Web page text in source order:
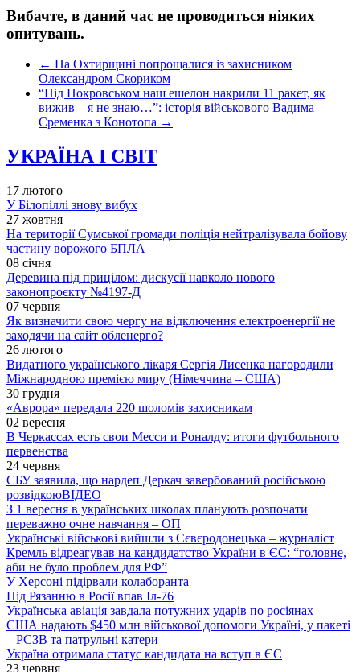
Вибачте, в даний час не проводиться ніяких
опитувань.
← На Охтирщині попрощалися із захисником
Олександром Скориком
“Під Покровськом наш ешелон накрили 11 ракет, як
вижив – я не знаю…”: історія військового Вадима
Єременка з Конотопа →
УКРАЇНА І СВІТ
17 лютого
У Білопіллі знову вибух
27 жовтня
На території Сумської громади поліція нейтралізувала бойову
частину ворожого БПЛА
08 січня
Деревина під прицілом: дискусії навколо нового
законопроєкту №4197-Д
07 червня
Як визначити свою чергу на відключення електроенергії не
заходячи на сайт обленерго?
26 лютого
Видатного українського лікаря Сергія Лисенка нагородили
Міжнародною премією миру (Німеччина – США)
30 грудня
«Аврора» передала 220 шоломів захисникам
02 вересня
В Черкассах есть свои Месси и Роналду: итоги футбольного
первенства
24 червня
СБУ заявила, що нардеп Деркач завербований російською
розвідкоюВІДЕО
З 1 вересня в українських школах планують розпочати
переважно очне навчання – ОП
Українські військові вийшли з Сєвєродонецька – журналіст
Кремль відреагував на кандидатство України в ЄС: “головне,
аби не було проблем для РФ”
У Херсоні підірвали колаборанта
Під Рязанню в Росії впав Іл-76
Українська авіація завдала потужних ударів по росіянах
США надають $450 млн військової допомоги Україні, у пакеті
– РСЗВ та патрульні катери
Україна отримала статус кандидата на вступ в ЄС
23 червня